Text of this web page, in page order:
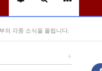
의 각종 소식을 올립니다.
+